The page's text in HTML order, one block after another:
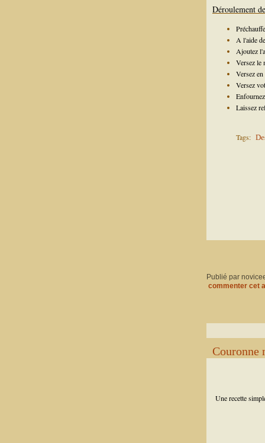
Déroulement
A l'aide
Ajoutez
Versez le
Versez
Versez
Laissez
Tags:
Publié par
commenter cet
Couronne
Une recette